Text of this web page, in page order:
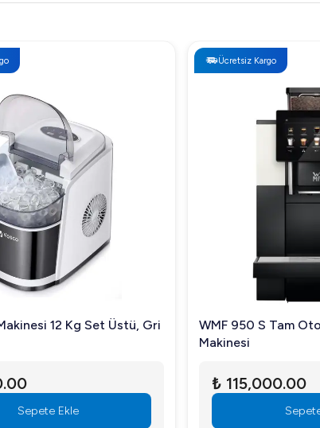
12 Kg Set Üstü, Gri
Sepete Ekle
Ücretsiz Kargo
WMF 950 S Tam
Makinesi
₺ 115,000.00